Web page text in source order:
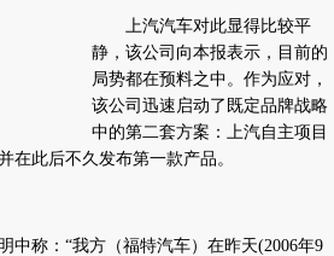
上汽汽车对此显得比较平
静，该公司向本报表示，目前的
局势都在预料之中。作为应对，
该公司迅速启动了既定品牌战略
中的第二套方案：上汽自主项目
在此后不久发布第一款产品。
称：“我方（福特汽车）在昨天(2006年9